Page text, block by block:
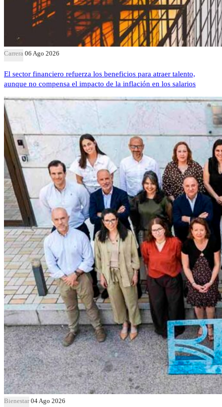
Carrera 06 Ago 2026
El sector financiero refuerza los beneficios para atraer talento,
aunque no compensa el impacto de la inflación en los salarios
Bienestar 04 Ago 2026